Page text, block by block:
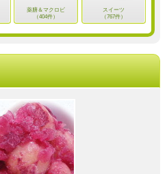
薬膳＆マクロビ
（404件）
スイーツ
（767件）